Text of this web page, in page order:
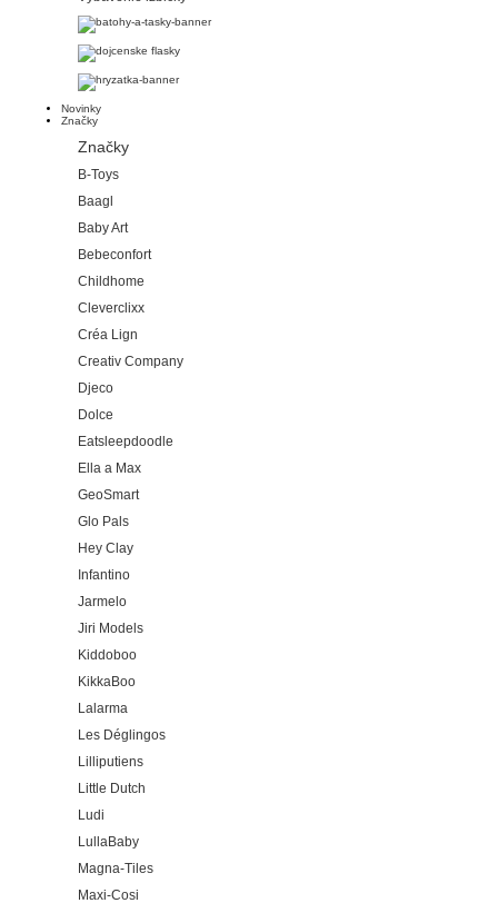
Novinky
Značky
Značky
B-Toys
Baagl
Baby Art
Bebeconfort
Childhome
Cleverclixx
Créa Lign
Creativ Company
Djeco
Dolce
Eatsleepdoodle
Ella a Max
GeoSmart
Glo Pals
Hey Clay
Infantino
Jarmelo
Jiri Models
Kiddoboo
KikkaBoo
Lalarma
Les Déglingos
Lilliputiens
Little Dutch
Ludi
LullaBaby
Magna-Tiles
Maxi-Cosi